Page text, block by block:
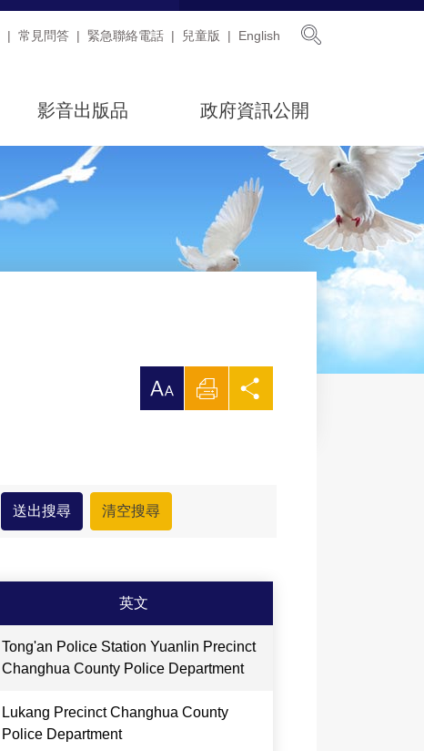
常見問答 緊急聯絡電話 兒童版 English
影音出版品 政府資訊公開
放 列
英文
Tong'an Police Station Yuanlin Precinct
Changhua County Police Department
Lukang Precinct Changhua County
Police Department